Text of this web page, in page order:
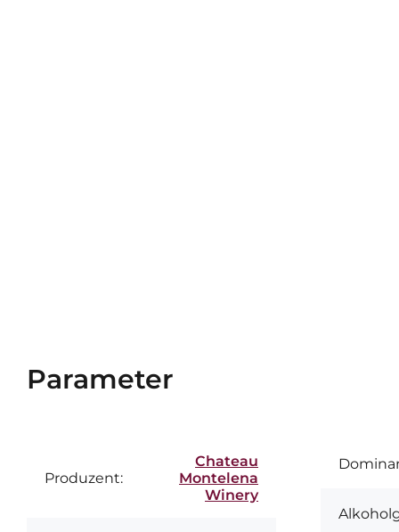
Parameter
Produzent:
Chateau
Montelena
Winery